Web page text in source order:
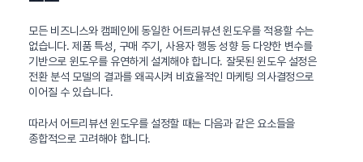
모든 비즈니스와 캠페인에 동일한 어트리뷰션 윈도우를 적용할 수는
없습니다. 제품 특성, 구매 주기, 사용자 행동 성향 등 다양한 변수를
기반으로 윈도우를 유연하게 설계해야 합니다. 잘못된 윈도우 설정은
전환 분석 모델의 결과를 왜곡시켜 비효율적인 마케팅 의사결정으로
이어질 수 있습니다.
따라서 어트리뷰션 윈도우를 설정할 때는 다음과 같은 요소들을
종합적으로 고려해야 합니다.